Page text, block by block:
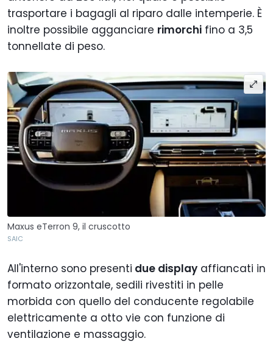
trasportare i bagagli al riparo dalle intemperie. È
inoltre possibile agganciare rimorchi fino a 3,5
tonnellate di peso.
Maxus eTerron 9, il cruscotto
SAIC
All'interno sono presenti due display affiancati in
formato orizzontale, sedili rivestiti in pelle
morbida con quello del conducente regolabile
elettricamente a otto vie con funzione di
ventilazione e massaggio.